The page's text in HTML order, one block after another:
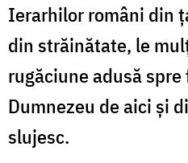
Ierarhilor români din
din străinătate, le
rugăciune adusă
Dumnezeu de aici și
slujesc.